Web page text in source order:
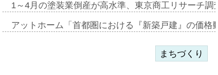
1～4月の塗装業倒産が高水準、東京商工リサーチ
アットホーム「首都圏における『新築戸建』の価
まちづくり